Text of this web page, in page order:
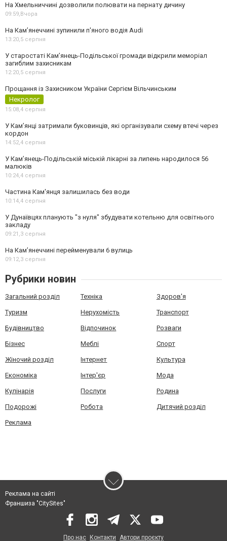
На Хмельниччині дозволили полювати на пернату дичину
09:59,Вчора
На Камʼянеччині зупинили п'яного водія Audi
13:20,5 серпня
У старостаті Кам’янець-Подільської громади відкрили меморіал
загиблим захисникам
12:20,5 серпня
Прощання із Захисником України Сергієм Вільчинським
Некролог
15:08,4 серпня
У Кам’янці затримали буковинців, які організували схему втечі через
кордон
14:52,4 серпня
У Кам’янець-Подільській міській лікарні за липень народилося 56
малюків
10:24,4 серпня
Частина Кам'янця залишилась без води
10:14,4 серпня
У Дунаївцях планують "з нуля" збудувати котельню для освітнього
закладу
09:21,3 серпня
На Камʼянеччині перейменували 6 вулиць
09:12,3 серпня
Рубрики новин
Загальний розділ Техніка Здоров'я
Туризм Нерухомість Транспорт
Будівництво Відпочинок Розваги
Бізнес Меблі Спорт
Жіночий розділ Інтернет Культура
Економіка Інтер'єр Мода
Кулінарія Послуги Родина
Подорожі Робота Дитячий розділ
Реклама
Реклама на сайті
Франшиза "CitySites"
Про нас Контакти Автори проєкту